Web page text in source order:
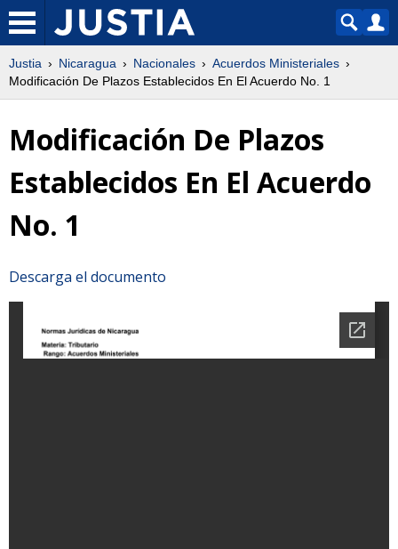
Justia Nicaragua Nacionales
Acuerdos Ministeriales
Modificación De Plazos Establecidos En El Acuerdo No. 1
Modificación De Plazos
Establecidos En El Acuerdo
No. 1
Descarga el documento